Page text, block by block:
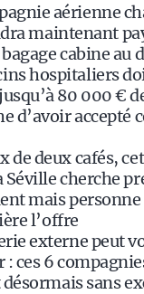
aérienne
maintenant
cabine au
hospitaliers
80 000 €
d’avoir accepté
de deux cafés,
Séville cherche
mais
l’offre
externe peut
: ces 6
sans